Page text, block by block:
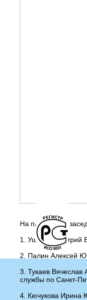
На пленарном
1. Ушаков Дмитрий
2. Палин Алексей
3. Тукаев Вячеслав
службы по Санкт-
4. Кючукова Ирина